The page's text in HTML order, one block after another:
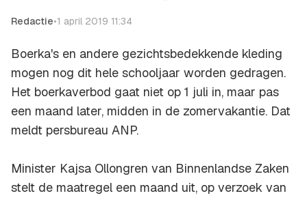
Redactie•1 april 2019 11:34
Boerka's en andere gezichtsbedekkende kleding
mogen nog dit hele schooljaar worden gedragen.
Het boerkaverbod gaat niet op 1 juli in, maar pas
een maand later, midden in de zomervakantie. Dat
meldt persbureau ANP.
Minister Kajsa Ollongren van Binnenlandse Zaken
stelt de maatregel een maand uit, op verzoek van